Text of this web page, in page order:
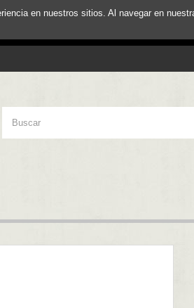
en nuestros sitios. Al navegar en